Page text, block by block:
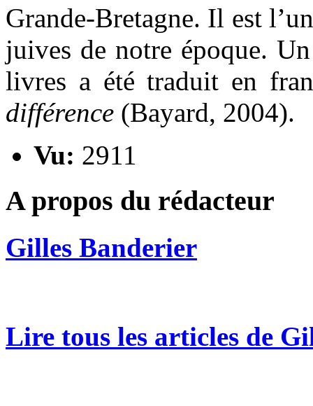
Grande-Bretagne. Il est
juives de notre époque.
livres a été traduit en
différence (Bayard, 2004).
Vu: 2911
A propos du rédacteur
Gilles Banderier
Lire tous les articles de